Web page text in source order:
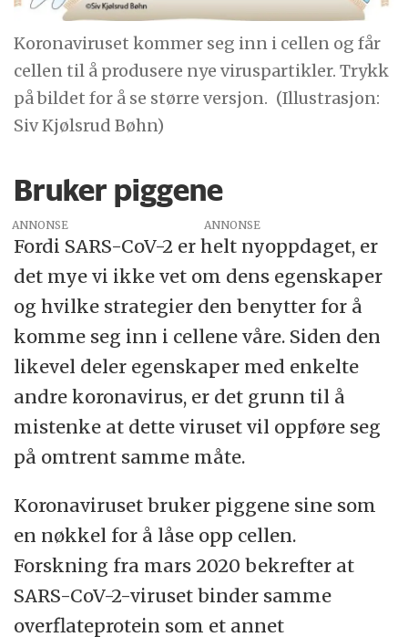
Koronaviruset kommer seg inn i cellen og får
cellen til å produsere nye viruspartikler. Trykk
på bildet for å se større versjon. (Illustrasjon:
Siv Kjølsrud Bøhn)
Bruker piggene
ANNONSE
Fordi SARS-CoV-2 er helt nyoppdaget, er
det mye vi ikke vet om dens egenskaper
og hvilke strategier den benytter for å
komme seg inn i cellene våre. Siden den
likevel deler egenskaper med enkelte
andre koronavirus, er det grunn til å
mistenke at dette viruset vil oppføre seg
på omtrent samme måte.
Koronaviruset bruker piggene sine som
en nøkkel for å låse opp cellen.
Forskning fra mars 2020 bekrefter at
SARS-CoV-2-viruset binder samme
overflateprotein som et annet